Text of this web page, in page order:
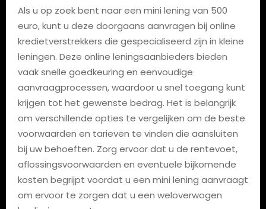
Als u op zoek bent naar een mini lening van 500
euro, kunt u deze doorgaans aanvragen bij online
kredietverstrekkers die gespecialiseerd zijn in kleine
leningen. Deze online leningsaanbieders bieden
vaak snelle goedkeuring en eenvoudige
aanvraagprocessen, waardoor u snel toegang kunt
krijgen tot het gewenste bedrag. Het is belangrijk
om verschillende opties te vergelijken om de beste
voorwaarden en tarieven te vinden die aansluiten
bij uw behoeften. Zorg ervoor dat u de rentevoet,
aflossingsvoorwaarden en eventuele bijkomende
kosten begrijpt voordat u een mini lening aanvraagt
om ervoor te zorgen dat u een weloverwogen